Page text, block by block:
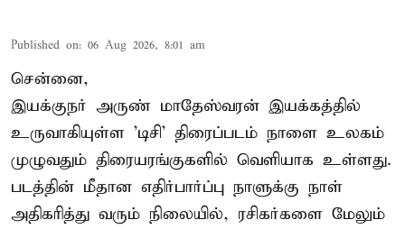
Published on: 06 Aug 2026, 8:01 am
சென்னை,
இயக்குநர் அருண் மாதேஸ்வரன் இயக்கத்தில்
உருவாகியுள்ள 'டிசி' திரைப்படம் நாளை உலகம்
முழுவதும் திரையரங்குகளில் வெளியாக உள்ளது.
படத்தின் மீதான எதிர்பார்ப்பு நாளுக்கு நாள்
அதிகரித்து வரும் நிலையில், ரசிகர்களை மேலும்